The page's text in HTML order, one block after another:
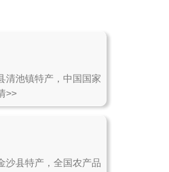
清池镇特产，中国国家
>>
沙县特产，全国农产品